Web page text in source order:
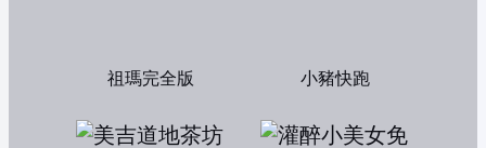
祖瑪完全版 小豬快跑